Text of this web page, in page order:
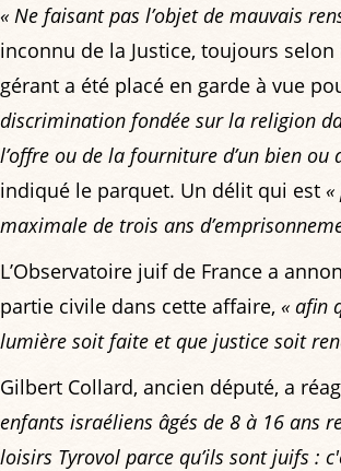
« Ne faisant pas l’objet de mauvais
inconnu de la Justice, toujours
gérant a été placé en garde à vue
discrimination fondée sur la religion
l’offre ou de la fourniture d’un bien ou
indiqué le parquet. Un délit qui est «
maximale de trois ans
L’Observatoire juif de France a
partie civile dans cette affaire, « afin
lumière soit faite et que justice soit
Gilbert Collard, ancien député, a
enfants israéliens âgés de 8 à 16 ans
loisirs Tyrovol parce qu’ils sont juifs :